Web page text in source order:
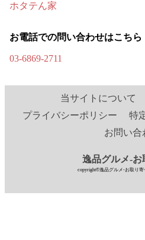
ホタテん家
お電話での問い合わせはこちら
03-6869-2711
当サイトについて
プライバシーポリシー
特
お問い合
逸品グルメ-お
copyright©逸品グルメ-お取り寄